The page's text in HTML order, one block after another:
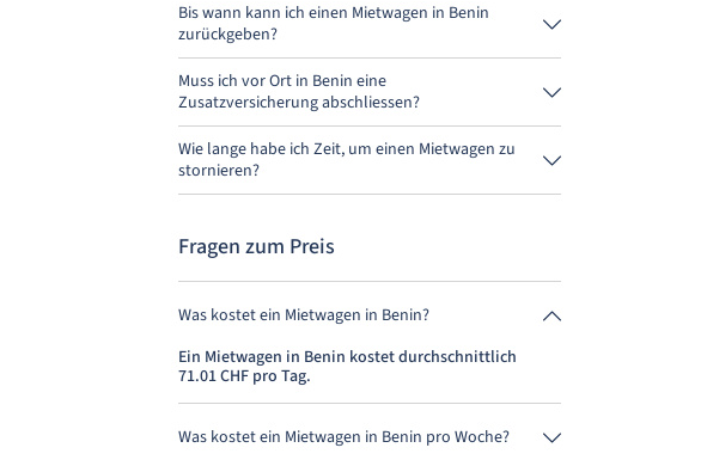
Bis wann kann ich einen Mietwagen in Benin
zurückgeben?
Grundsätzlich kannst Du den Mietwagen zu jeder
Tageszeit zurückgeben. Wichtig ist nur, dass Du den
Mietwagen nicht später als bei der Buchung
angegeben, abgibst.
Muss ich vor Ort in Benin eine
Zusatzversicherung abschliessen?
Buche am besten über uns die Vollkaskoversicherung
ohne Selbstbeteiligung. So musst Du vor Ort keine
weitere Versicherung abschliessen.
Wie lange habe ich Zeit, um einen Mietwagen zu
stornieren?
Du hast bis zu 24 Stunden vor Anmietung innerhalb
Stornieren.
Fragen zum Preis
Was kostet ein Mietwagen in Benin?
Ein Mietwagen in Benin kostet durchschnittlich
71.01 CHF pro Tag.
Was kostet ein Mietwagen in Benin pro Woche?